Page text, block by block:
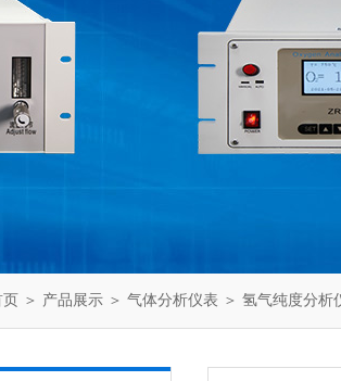
＞ 产品展示 ＞ 气体分析仪表 ＞ 氢气纯度分析